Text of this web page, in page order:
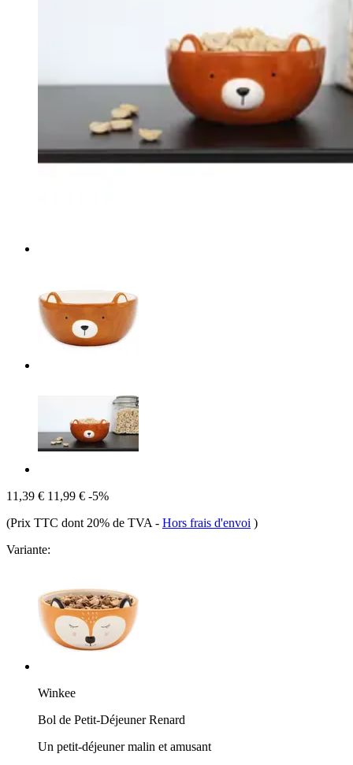
11,39 € 11,99 € -5%
(Prix TTC dont 20% de TVA - Hors frais d'envoi )
Variante:
Winkee
Bol de Petit-Déjeuner Renard
Un petit-déjeuner malin et amusant